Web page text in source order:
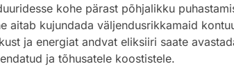
kohe pärast põhjalikku
aitab kujundada väljendusrikkamaid
ja energiat andvat eliksiiri saate
ja tõhusatele koostistele.